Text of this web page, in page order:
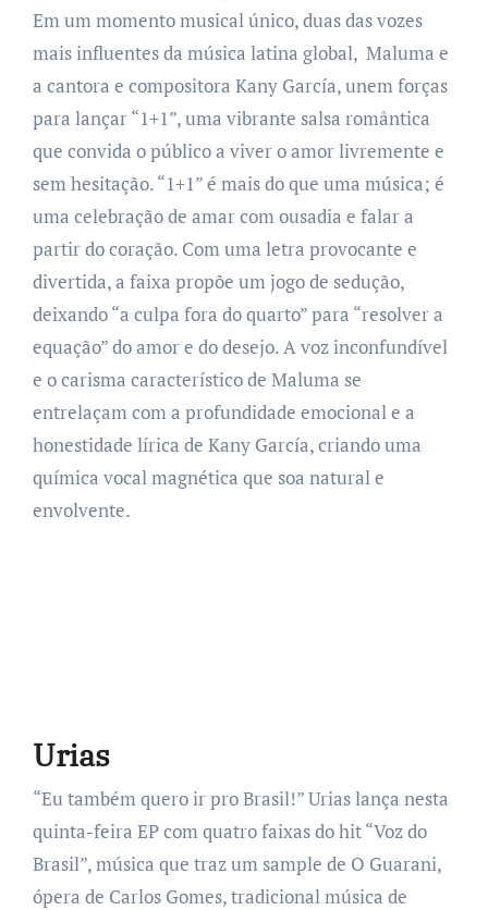
Em um momento musical único, duas das vozes
mais influentes da música latina global, Maluma e
a cantora e compositora Kany García, unem forças
para lançar “1+1”, uma vibrante salsa romântica
que convida o público a viver o amor livremente e
sem hesitação. “1+1” é mais do que uma música; é
uma celebração de amar com ousadia e falar a
partir do coração. Com uma letra provocante e
divertida, a faixa propõe um jogo de sedução,
deixando “a culpa fora do quarto” para “resolver a
equação” do amor e do desejo. A voz inconfundível
e o carisma característico de Maluma se
entrelaçam com a profundidade emocional e a
honestidade lírica de Kany García, criando uma
química vocal magnética que soa natural e
envolvente.
Urias
“Eu também quero ir pro Brasil!” Urias lança nesta
quinta-feira EP com quatro faixas do hit “Voz do
Brasil”, música que traz um sample de O Guarani,
ópera de Carlos Gomes, tradicional música de